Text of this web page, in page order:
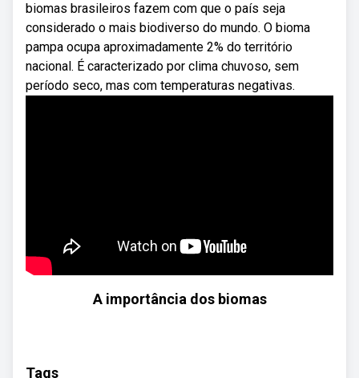
biomas brasileiros fazem com que o país seja
considerado o mais biodiverso do mundo. O bioma
pampa ocupa aproximadamente 2% do território
nacional. É caracterizado por clima chuvoso, sem
período seco, mas com temperaturas negativas.
A importância dos biomas
Tags